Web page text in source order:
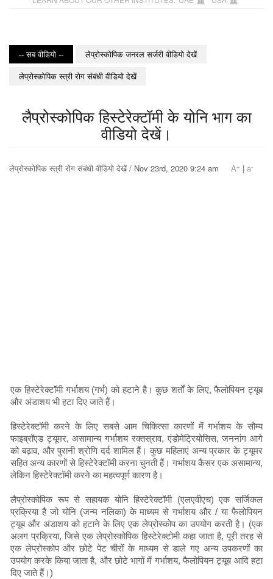
-- सब वीडियो --
लेप्रोस्कोपिक जनरल सर्जरी वीडियो देखें
लेप्रोस्कोपिक स्त्री रोग संबंधी वीडियो देखें
लैप्रोस्कोपिक हिस्टेरेक्टॉमी के योनि भाग का
वीडियो देखें।
लेप्रोस्कोपिक स्त्री रोग संबंधी वीडियो देखें / Nov 23rd, 2020 9:24 am A+ | a-
एक हिस्टेरेक्टॉमी गर्भाशय (गर्भ) को हटाने है। कुछ शर्तों के लिए, फैलोपियन ट्यूब
और अंडाशय भी हटा दिए जाते हैं।
हिस्टेरेक्टॉमी करने के लिए सबसे आम चिकित्सा कारणों में गर्भाशय के सौम्य
फाइब्रॉएड ट्यूमर, असामान्य गर्भाशय रक्तस्राव, एंडोमेट्रियोसिस, जननांग आगे
को बढ़ाव, और पुरानी श्रोणि दर्द शामिल हैं। कुछ महिलाएं अन्य प्रकार के ट्यूमर
सहित अन्य कारणों से हिस्टेरेक्टॉमी करना चुनती हैं। गर्भाशय कैंसर एक असामान्य,
लेकिन हिस्टेरेक्टॉमी करने का महत्वपूर्ण कारण है।
लैप्रोस्कोपिक रूप से सहायक योनि हिस्टेरेक्टॉमी (एलएवीएच) एक सर्जिकल
प्रक्रिया है जो योनि (जन्म नलिका) के माध्यम से गर्भाशय और / या फैलोपियन
ट्यूब और अंडाशय को हटाने के लिए एक लेप्रोस्कोप का उपयोग करती है। (एक
अलग प्रक्रिया, जिसे एक लेप्रोस्कोपिक हिस्टेरेक्टोमी कहा जाता है, पूरी तरह से
एक लेप्रोस्कोप और छोटे पेट चीरों के माध्यम से डाले गए अन्य उपकरणों का
उपयोग करके किया जाता है, और छोटे भागों में गर्भाशय, फैलोपियन ट्यूब आदि हटा
दिए जाते हैं।)